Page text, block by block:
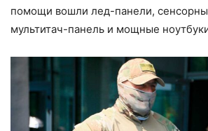
помощи вошли лед-панели,
мультитач-панель и мощные